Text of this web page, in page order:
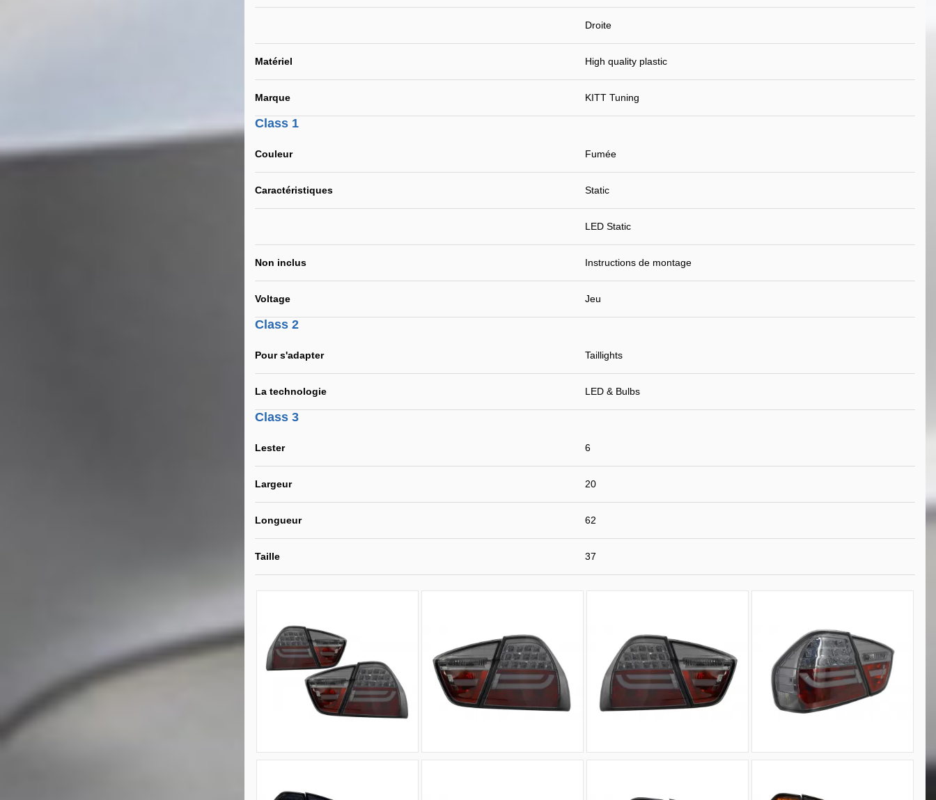
Droite
Matériel High quality plastic
Marque KITT Tuning
Class 1
Couleur Fumée
Caractéristiques Static
LED Static
Non inclus Instructions de montage
Voltage Jeu
Class 2
Pour s'adapter Taillights
La technologie LED & Bulbs
Class 3
Lester 6
Largeur 20
Longueur 62
Taille 37